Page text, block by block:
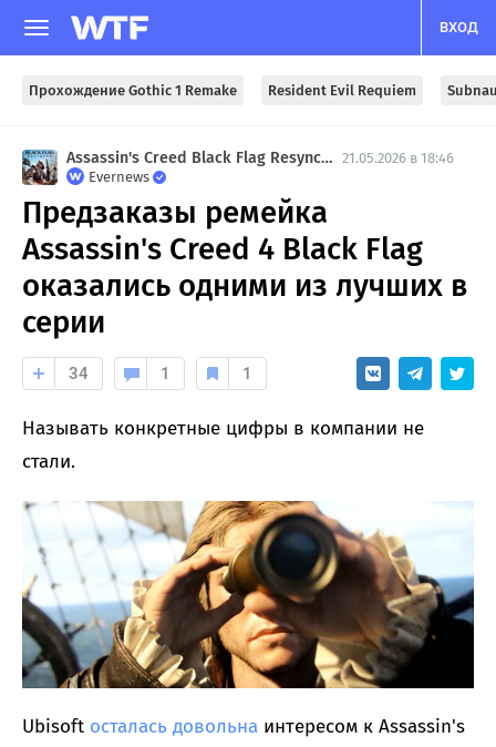
ВХОД
Прохождение Gothic 1 Remake Resident Evil Requiem
Assassin's Creed Black Flag Resynced 21.05.2026 в 18:46
Evernews
Предзаказы ремейка
Assassin's Creed 4 Black Flag
оказались одними из лучших в
серии
34 1 1
Называть конкретные цифры в компании не
стали.
Ubisoft осталась довольна интересом к Assassin's